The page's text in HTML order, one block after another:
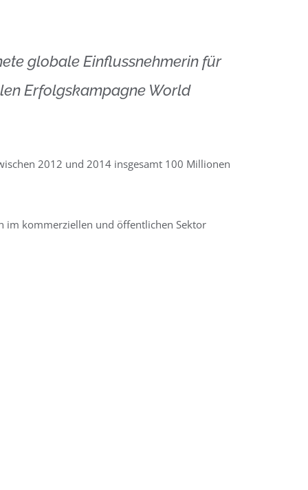
globale Einflussnehmerin für
Erfolgskampagne World
2012 und 2014 insgesamt 100 Millionen
im kommerziellen und öffentlichen Sektor